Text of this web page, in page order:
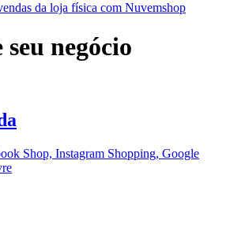
da loja física com Nuvemshop
negócio
Shop, Instagram Shopping, Google